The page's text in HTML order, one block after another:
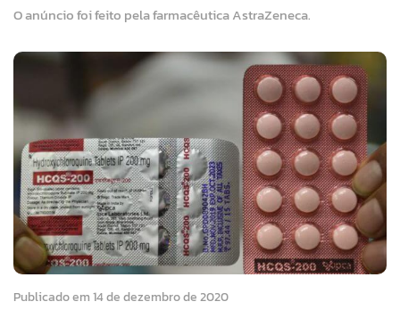
O anúncio foi feito pela farmacêutica AstraZeneca.
Publicado em 14 de dezembro de 2020